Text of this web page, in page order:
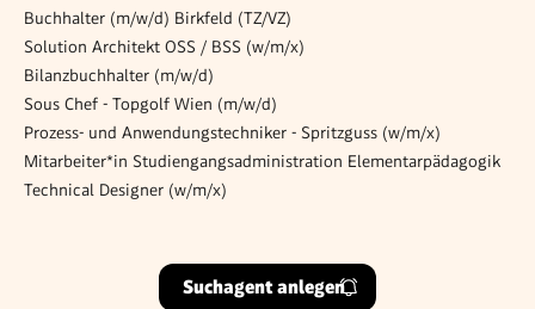
Buchhalter (m/w/d) Birkfeld (TZ/VZ)
Solution Architekt OSS / BSS (w/m/x)
Bilanzbuchhalter (m/w/d)
Sous Chef - Topgolf Wien (m/w/d)
Prozess- und Anwendungstechniker - Spritzguss (w/m/x)
Mitarbeiter*in Studiengangsadministration Elementarpädagogik
Technical Designer (w/m/x)
Suchagent anlegen